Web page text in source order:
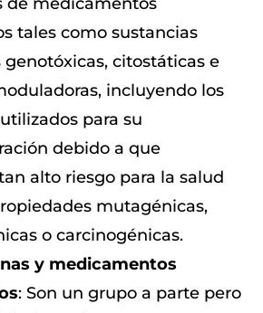
de medicamentos
tales como sustancias
citostáticas e
incluyendo los
para su
debido a que
alto riesgo para la salud
mutagénicas,
o carcinogénicas.
y medicamentos
: Son un grupo a parte pero